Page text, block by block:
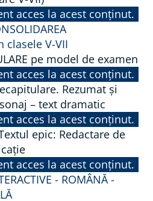
acces la acest conținut.
clasele V-VII
pe model de examen
acces la acest conținut.
Rezumat și
– text dramatic
acces la acest conținut.
epic: Redactare de
acces la acest conținut.
- ROMÂNĂ -